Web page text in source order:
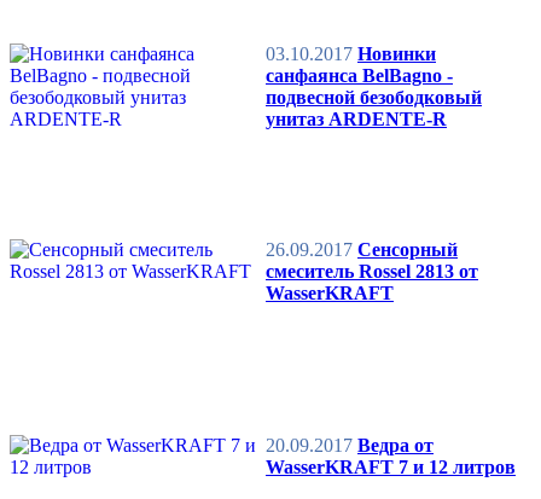
03.10.2017 Новинки
санфаянса BelBagno -
подвесной безободковый
унитаз ARDENTE-R
26.09.2017 Сенсорный
смеситель Rossel 2813 от
WasserKRAFT
20.09.2017 Ведра от
WasserKRAFT 7 и 12 литров